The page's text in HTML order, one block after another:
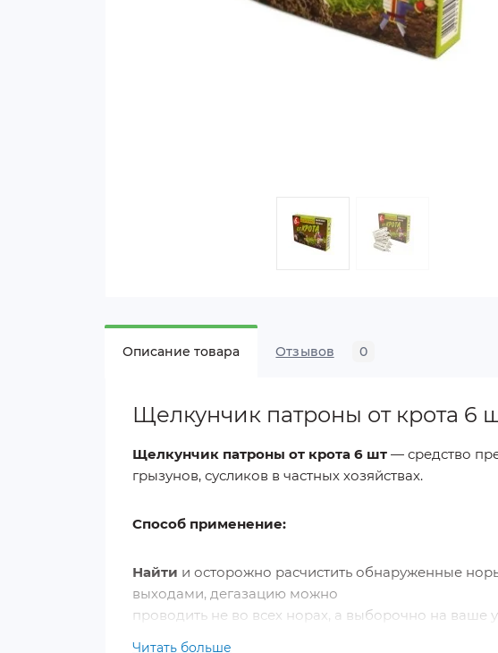
Описание товара Отзывов 0
Щелкунчик патроны от крота 6
Щелкунчик патроны от крота 6 шт — средство
грызунов, сусликов в частных хозяйствах.
Способ применение:
Найти и осторожно расчистить обнаруженные
выходами, дегазацию можно
проводить не во всех норах, а выборочно на ваше
Читать больше